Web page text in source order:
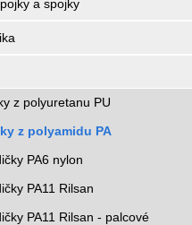
a spojky
z polyuretanu PU
z polyamidu PA
PA6 nylon
PA11 Rilsan
PA11 Rilsan - palcové